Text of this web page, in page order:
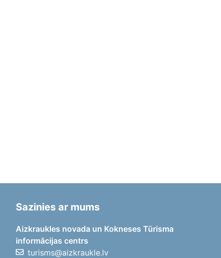
Sazinies ar mums
Aizkraukles novada un Kokneses Tūrisma
informācijas centrs
turisms@aizkraukle.lv